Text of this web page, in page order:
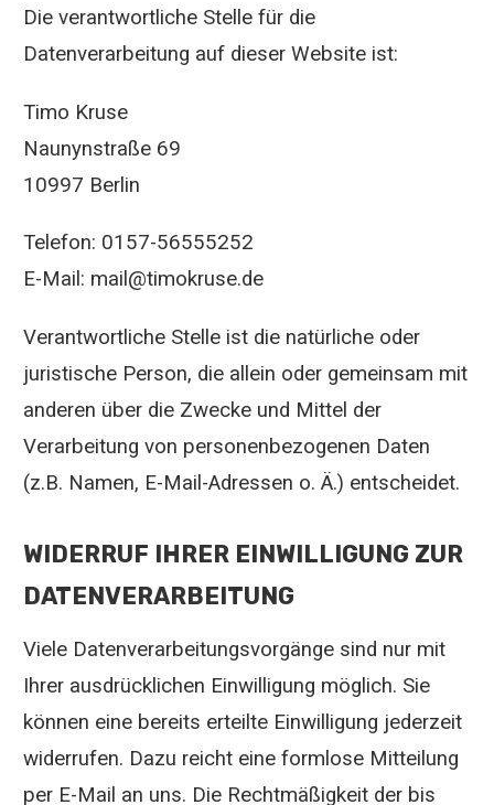
Die verantwortliche Stelle für die
Datenverarbeitung auf dieser Website ist:
Timo Kruse
Naunynstraße 69
10997 Berlin
Telefon: 0157-56555252
E-Mail: mail@timokruse.de
Verantwortliche Stelle ist die natürliche oder
juristische Person, die allein oder gemeinsam mit
anderen über die Zwecke und Mittel der
Verarbeitung von personenbezogenen Daten
(z.B. Namen, E-Mail-Adressen o. Ä.) entscheidet.
WIDERRUF IHRER EINWILLIGUNG ZUR
DATENVERARBEITUNG
Viele Datenverarbeitungsvorgänge sind nur mit
Ihrer ausdrücklichen Einwilligung möglich. Sie
können eine bereits erteilte Einwilligung jederzeit
widerrufen. Dazu reicht eine formlose Mitteilung
per E-Mail an uns. Die Rechtmäßigkeit der bis